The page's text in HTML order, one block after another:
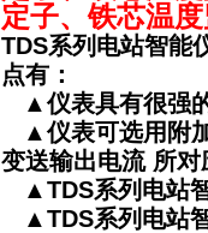
定子、铁芯温
TDS系列电站智能
点有：
▲仪表具有很强的
▲仪表可选用附
变送输出电流 所对
▲TDS系列电站智
▲TDS系列电站智